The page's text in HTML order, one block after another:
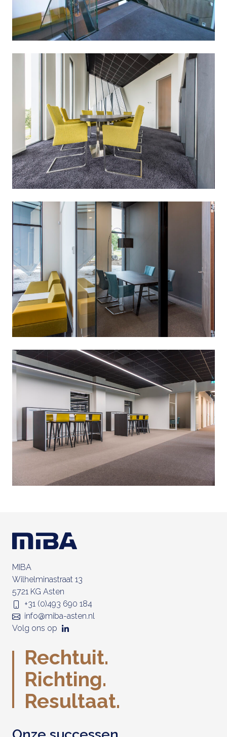
MIBA
Wilhelminastraat 13
5721 KG Asten
+31 (0)493 690 184
info@miba-asten.nl
Volg ons op
Rechtuit.
Richting.
Resultaat.